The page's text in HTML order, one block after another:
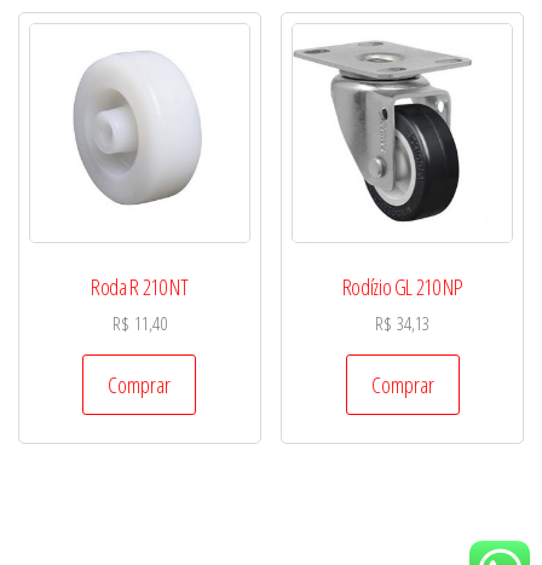
Roda R 210 NT
R$ 11,40
Comprar
Rodízio GL 210 NP
R$ 34,13
Comprar